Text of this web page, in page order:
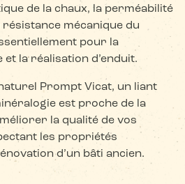
de la chaux, la perméabilité
résistance mécanique du
pour la
la réalisation d’enduit.
Prompt Vicat, un liant
est proche de la
la qualité de vos
les propriétés
d’un bâti ancien.